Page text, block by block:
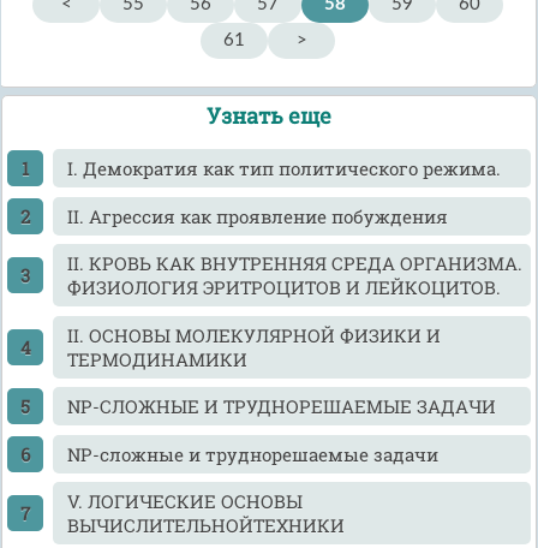
< 55 56 57 58 59
60
61
>
Узнать еще
I. Демократия как тип политического режима.
II. Агрессия как проявление побуждения
II. КРОВЬ КАК ВНУТРЕННЯЯ СРЕДА ОРГАНИЗМА.
ФИЗИОЛОГИЯ ЭРИТРОЦИТОВ И ЛЕЙКОЦИТОВ.
II. ОСНОВЫ МОЛЕКУЛЯРНОЙ ФИЗИКИ И
ТЕРМОДИНАМИКИ
NP-СЛОЖНЫЕ И ТРУДНОРЕШАЕМЫЕ ЗАДАЧИ
NP-сложные и труднорешаемые задачи
V. ЛОГИЧЕСКИЕ ОСНОВЫ
ВЫЧИСЛИТЕЛЬНОЙТЕХНИКИ